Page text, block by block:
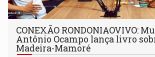
CONEXÃO RONDONIAOVIVO:
Antônio Ocampo lança livro
Madeira-Mamoré